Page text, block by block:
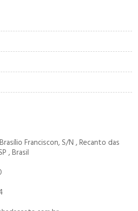
Franciscon, S/N , Recanto das
, Brasil